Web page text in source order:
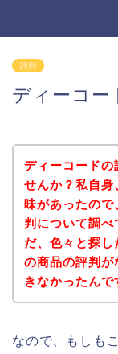
評判
ディーコー
ディーコードの
せんか？私自身
味があったの
判について調
だ、色々と探
の商品の評判
きなかったんで
なので、もしも